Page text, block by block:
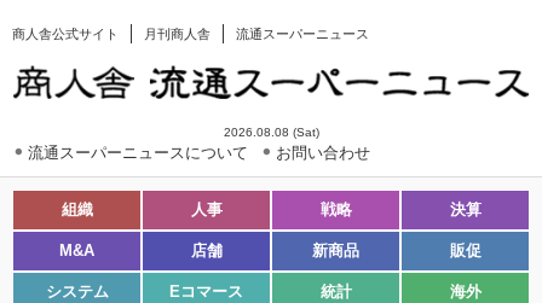
商人舎公式サイト 月刊商人舎 流通スーパーニュース
2026.08.08 (Sat)
流通スーパーニュースについて お問い合わせ
組織 人事 戦略 決算
M&A 店舗 新商品 販促
システム Eコマース 統計 海外